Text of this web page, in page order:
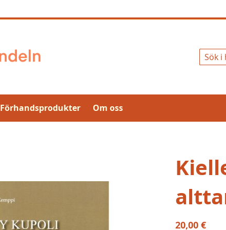
Förhandsprodukter Om oss
20,00 €